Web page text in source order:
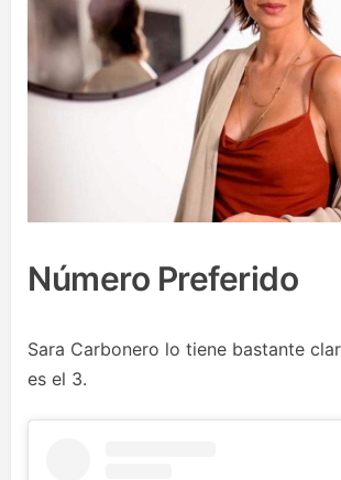
Número Preferido
Sara Carbonero lo tiene bastante
es el 3.